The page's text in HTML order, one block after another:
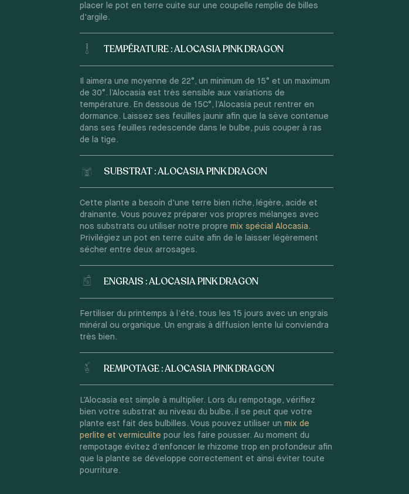
placer le pot en terre cuite sur une coupelle remplie de billes
d'argile.
TEMPÉRATURE : ALOCASIA PINK DRAGON
Il aimera une moyenne de 22°, un minimum de 15° et un maximum
de 30°. l’Alocasia est très sensible aux variations de
température. En dessous de 15C°, l’Alocasia peut rentrer en
dormance. Laissez ses feuilles jaunir afin que la sève contenue
dans ses feuilles redescende dans le bulbe, puis couper à ras
de la tige.
SUBSTRAT : ALOCASIA PINK DRAGON
Cette plante a besoin d'une terre bien riche, légère, acide et
drainante. Vous pouvez préparer vos propres mélanges avec
nos substrats ou utiliser notre propre mix spécial Alocasia.
Privilégiez un pot en terre cuite afin de le laisser légèrement
sécher entre deux arrosages.
ENGRAIS : ALOCASIA PINK DRAGON
Fertiliser du printemps à l’été, tous les 15 jours avec un engrais
minéral ou organique. Un engrais à diffusion lente lui conviendra
très bien.
REMPOTAGE : ALOCASIA PINK DRAGON
L’Alocasia est simple à multiplier. Lors du rempotage, vérifiez
bien votre substrat au niveau du bulbe, il se peut que votre
plante est fait des bulbilles. Vous pouvez utiliser un mix de
perlite et vermiculite pour les faire pousser. Au moment du
rempotage évitez d’enfoncer le rhizome trop en profondeur afin
que la plante se développe correctement et ainsi éviter toute
pourriture.